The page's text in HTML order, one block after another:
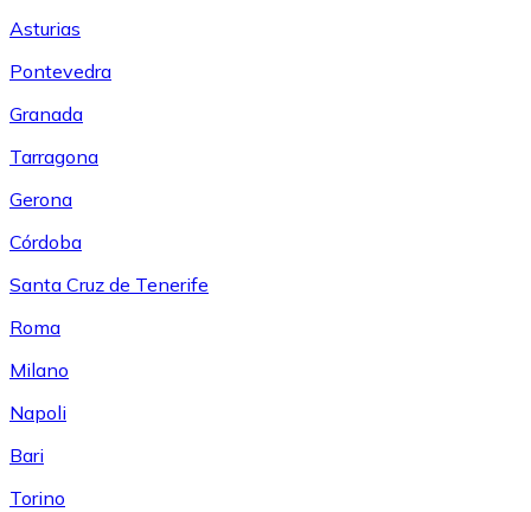
Asturias
Pontevedra
Granada
Tarragona
Gerona
Córdoba
Santa Cruz de Tenerife
Roma
Milano
Napoli
Bari
Torino